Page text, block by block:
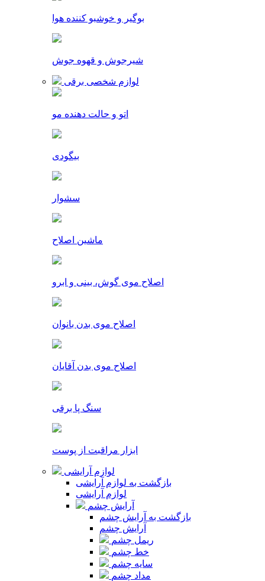
بوگیر و خوشبو کننده هوا
شیرجوش و قهوه جوش
لوازم شخصی برقی
اتو و حالت دهنده مو
بیگودی
سشوار
ماشین اصلاح
اصلاح موی گوش، بینی و ابرو
اصلاح موی بدن بانوان
اصلاح موی بدن آقایان
سنگ پا برقی
ابزار مراقبت از پوست
لوازم آرایشی
بازگشت به لوازم آرایشی
لوازم آرایشی
آرایش چشم
بازگشت به آرایش چشم
آرایش چشم
ریمل چشم
خط چشم
سایه چشم
مداد چشم